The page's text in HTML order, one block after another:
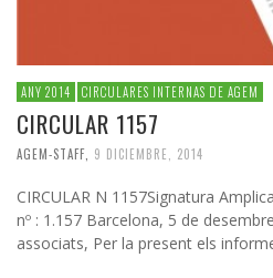
ANY 2014 CIRCULARES INTERNAS DE AGEM
CIRCULAR 1157
AGEM-STAFF 9 DICIEMBRE, 2014
CIRCULAR N 1157Signatura
nº : 1.157 Barcelona, 5 de
associats, Per la present els